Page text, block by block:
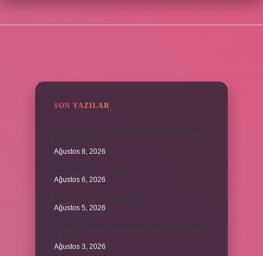
SON YAZILAR
Turkcell’de 2025 yılında hat üstüne alma ücreti
ne kadar ?
Ağustos 8, 2026
Burs hangi tarihte kesilir ?
Ağustos 6, 2026
Avcı böreği fırında pişer mi ?
Ağustos 5, 2026
6 aylık bir bebeğe balkabağı çorbası nasıl yapılır
Ağustos 3, 2026